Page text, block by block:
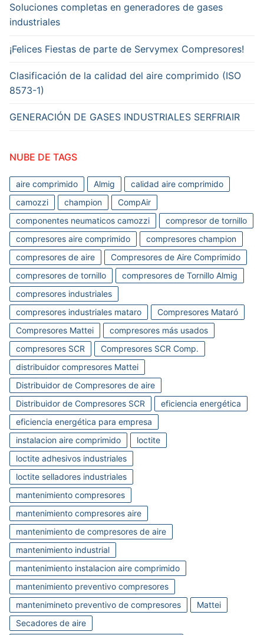
Soluciones completas en generadores de gases
industriales
¡Felices Fiestas de parte de Servymex Compresores!
Clasificación de la calidad del aire comprimido (ISO
8573-1)
GENERACIÓN DE GASES INDUSTRIALES SERFRIAIR
NUBE DE TAGS
aire comprimido Almig
calidad aire comprimido
camozzi
champion
CompAir
componentes neumaticos camozzi
compresor de tornillo
compresores aire comprimido
compresores champion
compresores de aire
Compresores de Aire Comprimido
compresores de tornillo
compresores de Tornillo Almig
compresores industriales
compresores industriales mataro
Compresores Mataró
Compresores Mattei
compresores más usados
compresores SCR
Compresores SCR Comp.
distribuidor compresores Mattei
Distribuidor de Compresores de aire
Distribuidor de Compresores SCR
eficiencia energética
eficiencia energética para empresa
instalacion aire comprimido
loctite
loctite adhesivos industriales
loctite selladores industriales
mantenimiento compresores
mantenimiento compresores aire
mantenimiento de compresores de aire
mantenimiento industrial
mantenimiento instalacion aire comprimido
mantenimiento preventivo compresores
mantenimineto preventivo de compresores
Mattei
Secadores de aire